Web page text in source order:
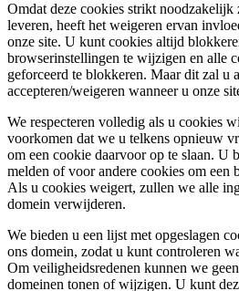
Omdat deze cookies strikt noodzakelijk
leveren, heeft het weigeren ervan
onze site. U kunt cookies altijd
browserinstellingen te wijzigen en alle
geforceerd te blokkeren. Maar dit zal u
accepteren/weigeren wanneer u onze
We respecteren volledig als u cookies
voorkomen dat we u telkens opnieuw
om een cookie daarvoor op te slaan. U
melden of voor andere cookies om een
Als u cookies weigert, zullen we alle
domein verwijderen.
We bieden u een lijst met opgeslagen
ons domein, zodat u kunt controleren
Om veiligheidsredenen kunnen we
domeinen tonen of wijzigen. U kunt